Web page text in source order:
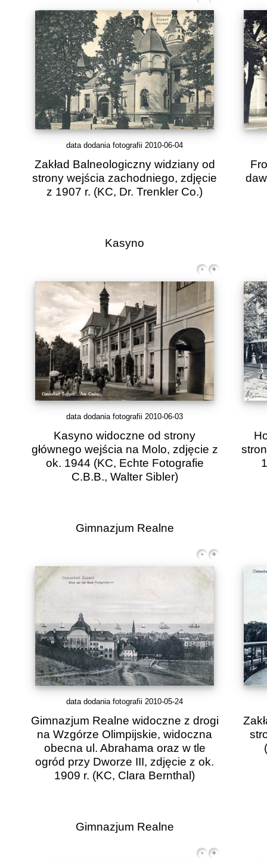
data dodania fotografii 2010-06-04
Zakład Balneologiczny widziany od
strony wejścia zachodniego, zdjęcie
z 1907 r. (KC, Dr. Trenkler Co.)
Kasyno
data dodania fotografii 2010-06-03
Kasyno widoczne od strony
głównego wejścia na Molo, zdjęcie z
ok. 1944 (KC, Echte Fotografie
C.B.B., Walter Sibler)
Gimnazjum Realne
data dodania fotografii 2010-05-24
Gimnazjum Realne widoczne z drogi
na Wzgórze Olimpijskie, widoczna
obecna ul. Abrahama oraz w tle
ogród przy Dworze III, zdjęcie z ok.
1909 r. (KC, Clara Bernthal)
Gimnazjum Realne